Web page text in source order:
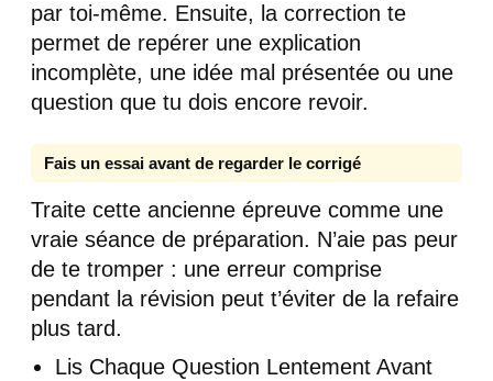
par toi-même. Ensuite, la correction te
permet de repérer une explication
incomplète, une idée mal présentée ou une
question que tu dois encore revoir.
Fais un essai avant de regarder le corrigé
Traite cette ancienne épreuve comme une
vraie séance de préparation. N’aie pas peur
de te tromper : une erreur comprise
pendant la révision peut t’éviter de la refaire
plus tard.
Lis Chaque Question Lentement Avant